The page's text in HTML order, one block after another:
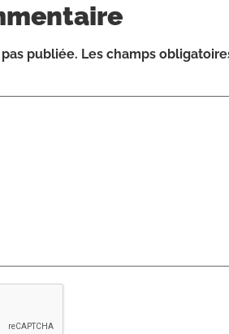
publiée. Les champs